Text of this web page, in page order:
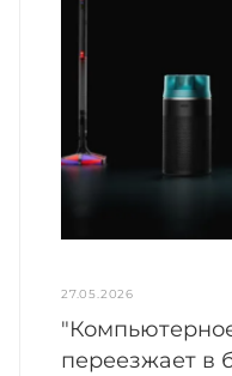
27.05.2026
переезжает в